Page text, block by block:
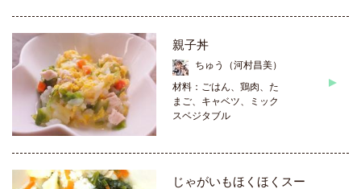
親子丼
ちゅう（河村昌美）
材料：ごはん、鶏肉、た
まご、キャベツ、ミック
スベジタブル
じゃがいもほくほくスー